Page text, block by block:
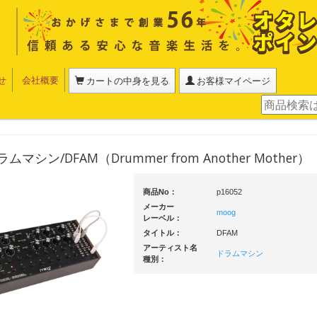
会社概要 カートの中身を見る お客様マイページ
ムマシン/DFAM（Drummer from Another Mother）
商品No：
p16052
メーカー
レーベル：
moog
タイトル：
DFAM
アーティスト名
種別：
ドラムマシン